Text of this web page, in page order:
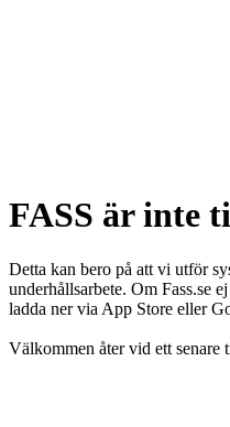
FASS är inte
Detta kan bero på att vi utför
underhållsarbete. Om Fass.se
ladda ner via App Store eller
Välkommen åter vid ett senare